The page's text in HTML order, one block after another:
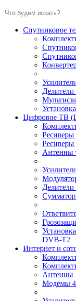
Спутниковое
Делители
Цифровое ТВ
Ресиверы
Антенны
Делители
DVB-T2
Интернет и
Антенны
Модемы